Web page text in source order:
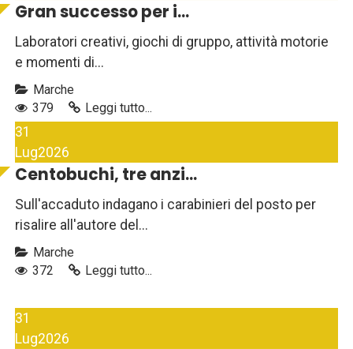
Gran successo per i...
Laboratori creativi, giochi di gruppo, attività motorie
e momenti di...
Marche
379
Leggi tutto...
31
Lug2026
Centobuchi, tre anzi...
Sull'accaduto indagano i carabinieri del posto per
risalire all'autore del...
Marche
372
Leggi tutto...
31
Lug2026